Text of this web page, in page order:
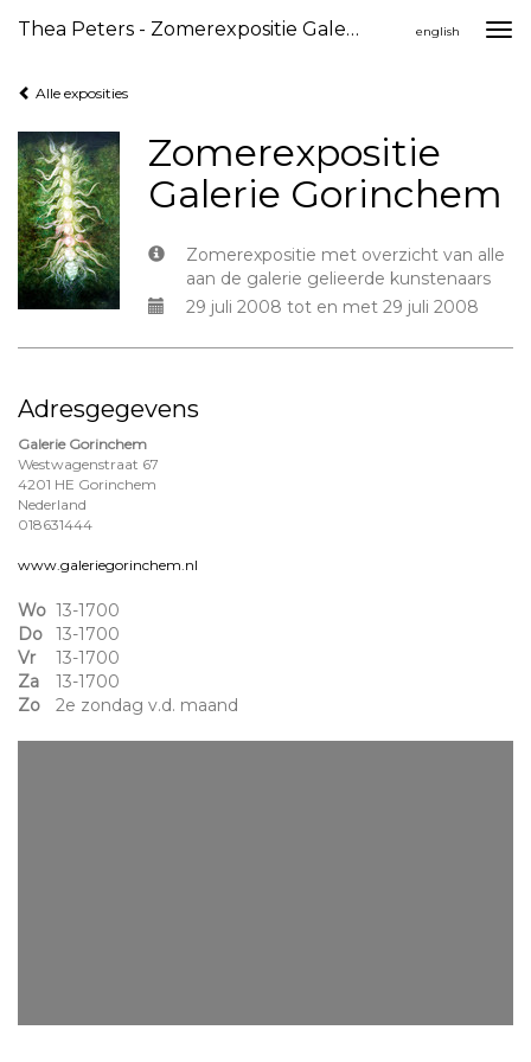
Thea Peters - Zomerexpositie Galerie Gorinchem english
Alle exposities
Zomerexpositie
Galerie Gorinchem
Zomerexpositie met overzicht van alle
aan de galerie gelieerde kunstenaars
29 juli 2008 tot en met 29 juli 2008
Adresgegevens
Galerie Gorinchem
Westwagenstraat 67
4201 HE Gorinchem
Nederland
018631444
www.galeriegorinchem.nl
Wo 13-1700
Do
13-1700
Vr
13-1700
Za
13-1700
Zo
2e zondag v.d. maand